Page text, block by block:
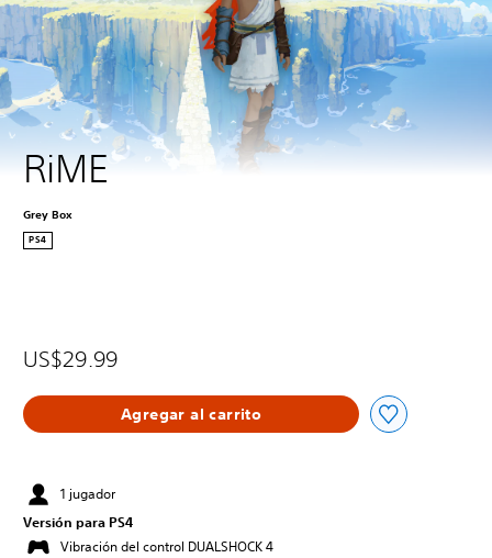
RiME
Grey Box
PS4
US$29.99
Agregar al carrito
1 jugador
Versión para PS4
Vibración del control DUALSHOCK 4